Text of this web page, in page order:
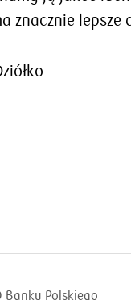
znacznie
Banku Polskiego